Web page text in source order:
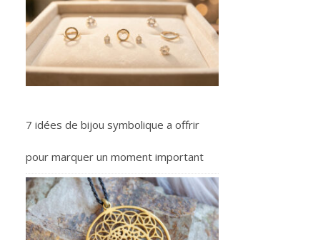
7 idées de bijou symbolique a offrir
pour marquer un moment important